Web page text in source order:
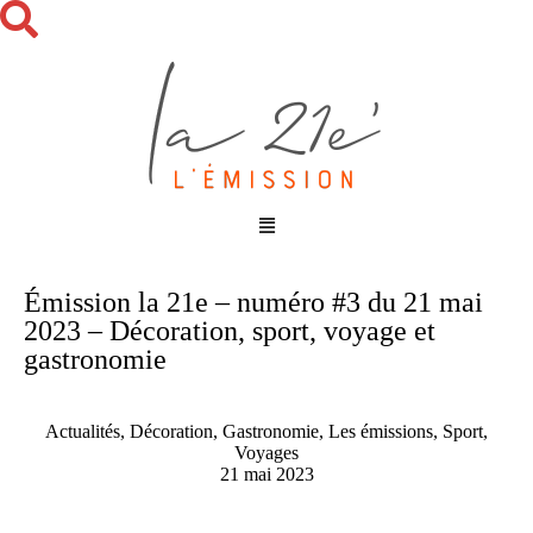
Émission la 21e – numéro #3 du 21 mai
2023 – Décoration, sport, voyage et
gastronomie
Actualités, Décoration, Gastronomie, Les émissions, Sport,
Voyages
21 mai 2023